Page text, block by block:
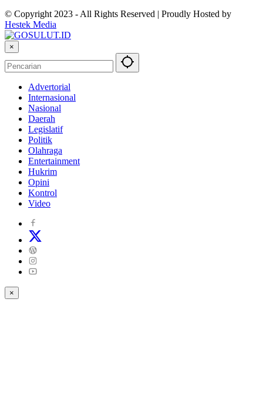
© Copyright 2023 - All Rights Reserved | Proudly Hosted by
Hestek Media
×
Advertorial
Internasional
Nasional
Daerah
Legislatif
Politik
Olahraga
Entertainment
Hukrim
Opini
Kontrol
Video
×